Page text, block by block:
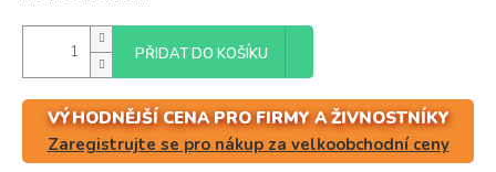
PŘIDAT DO KOŠÍKU
VÝHODNĚJŠÍ CENA PRO FIRMY A ŽIVNOSTNÍKY
Zaregistrujte se pro nákup za velkoobchodní ceny